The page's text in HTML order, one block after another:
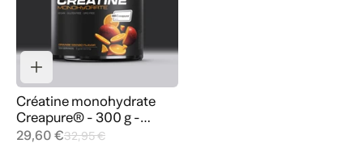
Créatine monohydrate
Creapure® - 300 g -
Cerise
29,60 €32,95 €